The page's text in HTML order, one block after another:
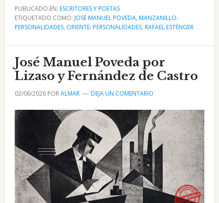
Poveda
y
el
modernismo
Cuba
conferencia
de
Esténger
PUBLICADO EN: ESCRITORES Y POETAS
ETIQUETADO COMO: JOSÉ MANUEL POVEDA, MANZANILLO:
PERSONALIDADES, ORIENTE: PERSONALIDADES, RAFAEL ESTÉNGER
José Manuel Poveda por
Lizaso y Fernández de Castro
02/06/2026PORALMAR DEJA UN COMENTARIO